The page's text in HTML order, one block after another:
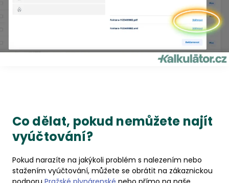
Co dělat, pokud nemůžete najít
vyúčtování?
Pokud narazíte na jakýkoli problém s nalezením nebo
stažením vyúčtování, můžete se obrátit na zákaznickou